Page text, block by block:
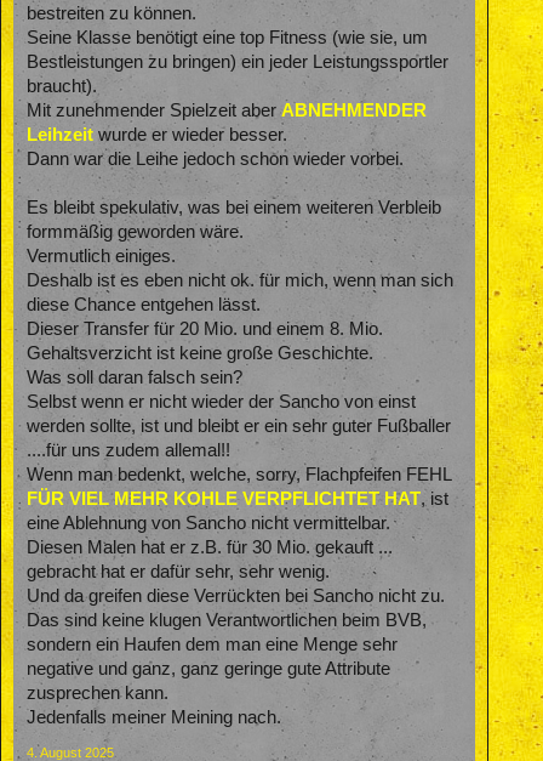
bestreiten zu können.
Seine Klasse benötigt eine top Fitness (wie sie, um
Bestleistungen zu bringen) ein jeder Leistungssportler
braucht).
Mit zunehmender Spielzeit aber ABNEHMENDER
Leihzeit wurde er wieder besser.
Dann war die Leihe jedoch schon wieder vorbei.
Es bleibt spekulativ, was bei einem weiteren Verbleib
formmäßig geworden wäre.
Vermutlich einiges.
Deshalb ist es eben nicht ok. für mich, wenn man sich
diese Chance entgehen lässt.
Dieser Transfer für 20 Mio. und einem 8. Mio.
Gehaltsverzicht ist keine große Geschichte.
Was soll daran falsch sein?
Selbst wenn er nicht wieder der Sancho von einst
werden sollte, ist und bleibt er ein sehr guter Fußballer
....für uns zudem allemal!!
Wenn man bedenkt, welche, sorry, Flachpfeifen FEHL
FÜR VIEL MEHR KOHLE VERPFLICHTET HAT, ist
eine Ablehnung von Sancho nicht vermittelbar.
Diesen Malen hat er z.B. für 30 Mio. gekauft ...
gebracht hat er dafür sehr, sehr wenig.
Und da greifen diese Verrückten bei Sancho nicht zu.
Das sind keine klugen Verantwortlichen beim BVB,
sondern ein Haufen dem man eine Menge sehr
negative und ganz, ganz geringe gute Attribute
zusprechen kann.
Jedenfalls meiner Meining nach.
4. August 2025